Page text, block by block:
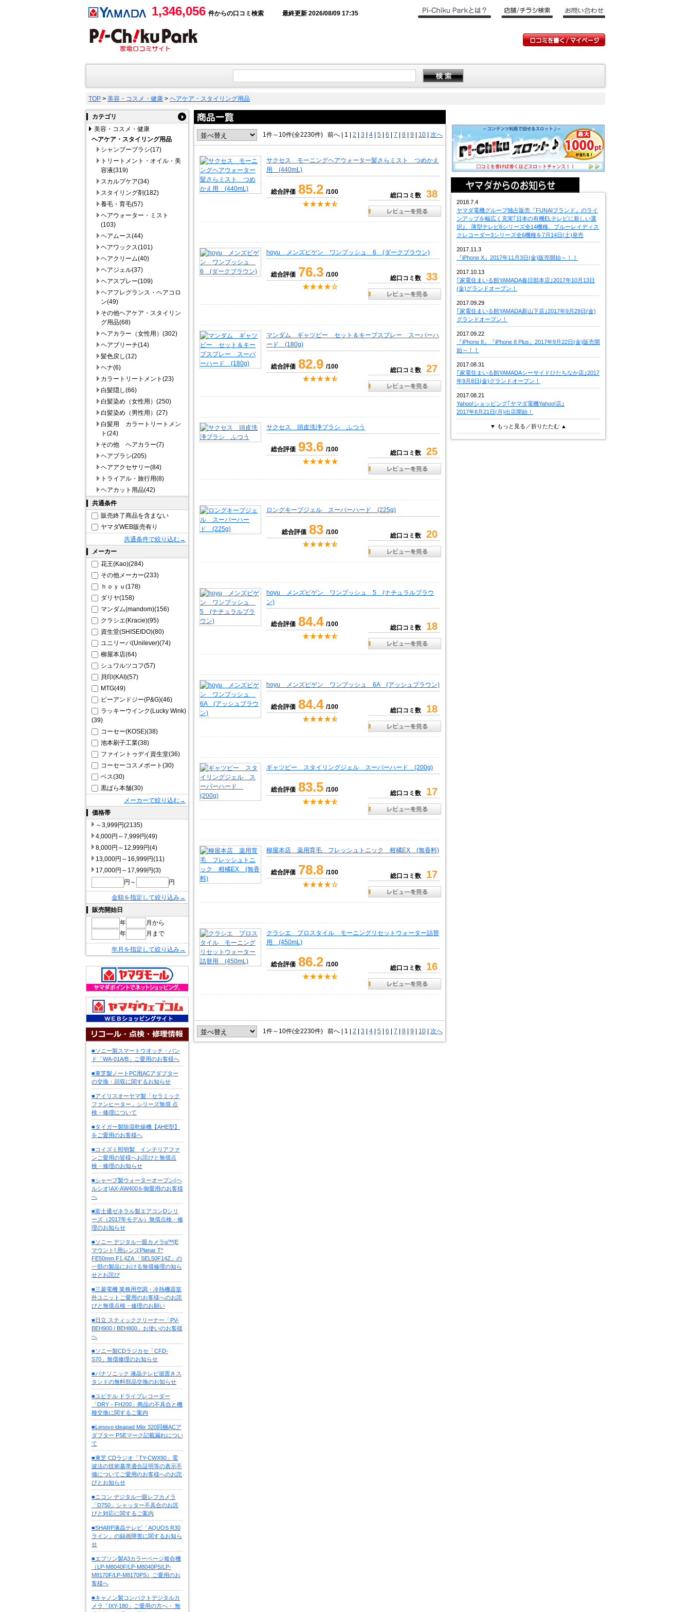
1,346,056 件からの口コミ検索 最終更新 2026/08/09 17:35
TOP > 美容・コスメ・健康 > ヘアケア・スタイリング用品
カテゴリ
美容・コスメ・健康
ヘアケア・スタイリング用品
シャンプーブラシ(17)
トリートメント・オイル・美
容液(319)
スカルプケア(34)
スタイリング剤(182)
養毛・育毛(57)
ヘアウォーター・ミスト
(103)
ヘアムース(44)
ヘアワックス(101)
ヘアクリーム(40)
ヘアジェル(37)
ヘアスプレー(109)
ヘアフレグランス・ヘアコロ
ン(49)
その他ヘアケア・スタイリン
グ用品(68)
ヘアカラー（女性用）(302)
ヘアブリーチ(14)
髪色戻し(12)
ヘナ(6)
カラートリートメント(23)
白髪隠し(66)
白髪染め（女性用）(250)
白髪染め（男性用）(27)
白髪用 カラートリートメン
ト(24)
その他 ヘアカラー(7)
ヘアブラシ(205)
ヘアアクセサリー(84)
トライアル・旅行用(8)
ヘアカット用品(42)
共通条件
販売終了商品を含まない
ヤマダWEB販売有り
共通条件で絞り込む→
メーカー
花王(Kao)(284)
その他メーカー(233)
ｈｏｙｕ(178)
ダリヤ(158)
マンダム(mandom)(156)
クラシエ(Kracie)(95)
資生堂(SHISEIDO)(80)
ユニリーバ(Unilever)(74)
柳屋本店(64)
シュワルツコフ(57)
貝印(KAI)(57)
MTG(49)
ピーアンドジー(P&G)(46)
ラッキーウインク(Lucky Wink)
(39)
コーセー(KOSE)(38)
池本刷子工業(38)
ファイントゥデイ資生堂(36)
コーセーコスメポート(30)
ベス(30)
黒ばら本舗(30)
メーカーで絞り込む→
価格帯
～3,999円(2135)
4,000円～7,999円(49)
8,000円～12,999円(4)
13,000円～16,999円(11)
17,000円～17,999円(3)
円～
円
金額を指定して絞り込み→
販売開始日
年
月から
年
月まで
年月を指定して絞り込み→
■ソニー製スマートウオッチ・バン
ド「WA-01A/B」ご愛用のお客様へ
■東芝製ノートPC用ACアダプター
の交換・回収に関するお知らせ
■アイリスオーヤマ製「セラミック
ファンヒーター」シリーズ無償 点
検・修理について
■タイガー製除湿乾燥機【AHE型】
をご愛用のお客様へ
■コイズミ照明製 インテリアファ
ンご愛用の皆様へお詫びと無償点
検・修理のお知らせ
■シャープ製ウォーターオーブン(ヘ
ルシオ)AX-AW400を御愛用のお客様
へ
■富士通ゼネラル製エアコンDシリ
ーズ（2017年モデル）無償点検・修
理のお知らせ
■ソニー デジタル一眼カメラα™[E
マウント] 用レンズPlanar T*
FE50mm F1.4ZA 「SEL50F14Z」の
一部の製品における無償修理の知ら
せとお詫び
■三菱電機 業務用空調・冷熱機器室
外ユニットご愛用のお客様へのお詫
びと無償点検・修理のお願い
■日立 スティッククリーナー「PV-
BEH900 / BEH800」お使いのお客様
へ
■ソニー製CDラジカセ「CFD-
S70」無償修理のお知らせ
■パナソニック 液晶テレビ据置きス
タンドの無料部品交換のお知らせ
■ユピテル ドライブレコーダー
「DRY－FH200」商品の不具合と機
種交換に関するご案内
■Lenovo ideapad Miix 320同梱ACア
ダプター PSEマーク記載漏れについ
て
■東芝 CDラジオ「TY-CWX90」電
波法の技術基準適合証明等の表示不
備についてご愛用のお客様へのお詫
びとお知らせ
■ニコン デジタル一眼レフカメラ
「D750」シャッター不具合のお詫
びと対応に関するご案内
■SHARP液晶テレビ「AQUOS R30
ライン」の録画障害に関するお知ら
せ
■エプソン製A3カラーページ複合機
（LP-M8040F/LP-M8040PS/LP-
M8170F/LP-M8170PS）ご愛用のお
客様へ
■キャノン製コンパクトデジタルカ
メラ「IXY-180」ご愛用の方へ・ 無
1件～10件(全2230件) 前へ 1 | 2 3 4 5 6 7 8 9 10 次へ
サクセス モーニングヘアウォーター髪さらミスト つめかえ
用 (440mL)
総合評価 85.2 /100 総口コミ数 38
hoyu メンズビゲン ワンプッシュ 6 (ダークブラウン)
総合評価 76.3 /100 総口コミ数 33
マンダム ギャツビー セット＆キープスプレー スーパーハ
ード (180g)
総合評価 82.9 /100 総口コミ数 27
サクセス 頭皮洗浄ブラシ ふつう
総合評価 93.6 /100 総口コミ数 25
ロングキープジェル スーパーハード (225g)
総合評価 83 /100 総口コミ数 20
hoyu メンズビゲン ワンプッシュ 5 (ナチュラルブラウ
ン)
総合評価 84.4 /100 総口コミ数 18
hoyu メンズビゲン ワンプッシュ 6A (アッシュブラウン)
総合評価 84.4 /100 総口コミ数 18
ギャツビー スタイリングジェル スーパーハード (200g)
総合評価 83.5 /100 総口コミ数 17
柳屋本店 薬用育毛 フレッシュトニック 柑橘EX (無香料)
総合評価 78.8 /100 総口コミ数 17
クラシエ プロスタイル モーニングリセットウォーター詰替
用 (450mL)
総合評価 86.2 /100 総口コミ数 16
1件～10件(全2230件) 前へ 1 | 2 3 4 5 6 7 8 9 10 次へ
2018.7.4
ヤマダ電機グループ独占販売『FUNAIブランド』のライ
ンアップを幅広く充実｢日本の有機ELテレビに新しい選
択｣、薄型テレビ6シリーズ全14機種、ブルーレイディス
クレコーダー3シリーズ全6機種を7月14日(土)発売
2017.11.3
『iPhone X』2017年11月3日(金)販売開始～！！
2017.10.13
｢家電住まいる館YAMADA春日部本店｣2017年10月13日
(金)グランドオープン！
2017.09.29
｢家電住まいる館YAMADA新山下店｣2017年9月29日(金)
グランドオープン！
2017.09.22
『iPhone 8』『iPhone 8 Plus』2017年9月22日(金)販売開
始～！！
2017.08.31
｢家電住まいる館YAMADAシーサイドひたちなか店｣2017
年9月8日(金)グランドオープン！
2017.08.21
Yahoo!ショッピング｢ヤマダ電機Yahoo!店｣
2017年8月21日(月)出店開始！
▼ もっと見る／折りたたむ ▲